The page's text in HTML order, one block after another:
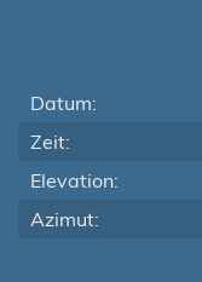
Datum:
Zeit:
Elevation:
Azimut: